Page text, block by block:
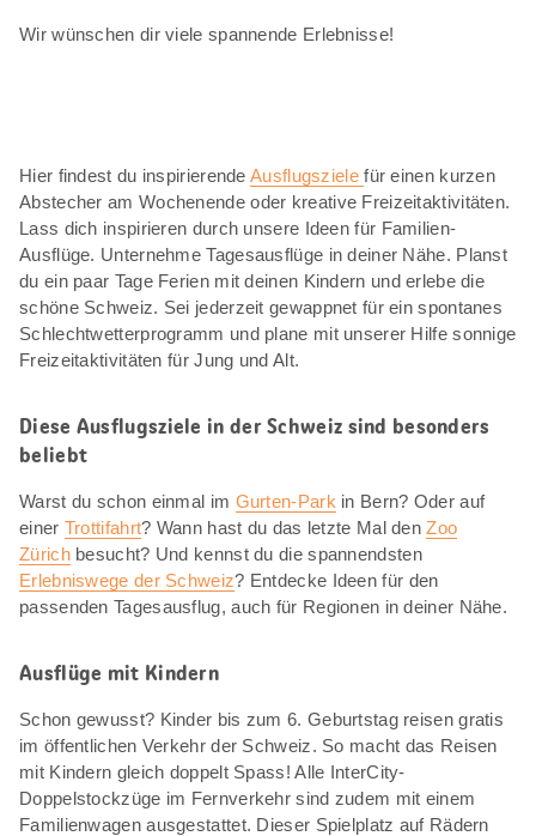
Wir wünschen dir viele spannende Erlebnisse!
Hier findest du inspirierendeAusflugszielefür einen kurzen
Abstecher am Wochenende oder kreative Freizeitaktivitäten.
Lass dich inspirieren durch unsere Ideen für Familien-
Ausflüge. Unternehme Tagesausflüge in deiner Nähe. Planst
du ein paar Tage Ferien mit deinen Kindern und erlebe die
schöne Schweiz. Sei jederzeit gewappnet für ein spontanes
Schlechtwetterprogramm und plane mit unserer Hilfe sonnige
Freizeitaktivitäten für Jung und Alt.
Diese Ausflugsziele in der Schweiz sind besonders
beliebt
Warst du schon einmal im Gurten-Park in Bern? Oder auf
einer Trottifahrt? Wann hast du das letzte Mal denZoo
Zürichbesucht? Und kennst du die spannendsten
Erlebniswege der Schweiz? Entdecke Ideen für den
passenden Tagesausflug, auch für Regionen in deiner Nähe.
Ausflüge mit Kindern
Schon gewusst? Kinder bis zum 6. Geburtstag reisen gratis
im öffentlichen Verkehr der Schweiz. So macht das Reisen
mit Kindern gleich doppelt Spass! Alle InterCity-
Doppelstockzüge im Fernverkehr sind zudem mit einem
Familienwagen ausgestattet. Dieser Spielplatz auf Rädern